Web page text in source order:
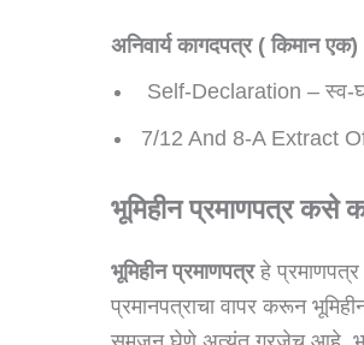
अनिवार्य कागदपत्र ( किमान एक)
Self-Declaration – स्व-
7/12 And 8-A Extract
भूमिहीन प्रमाणपत्र कसे
भूमिहीन प्रमाणपत्रहे प्रमाणपत्र
प्रमानपत्राचा वापर करून